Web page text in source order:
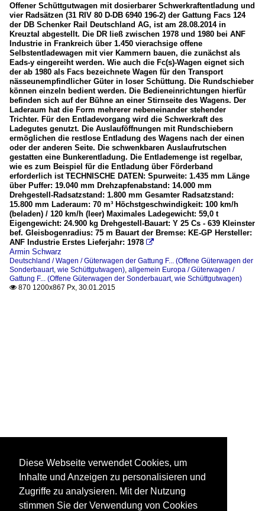
Offener Schüttgutwagen mit dosierbarer Schwerkraftentladung und
vier Radsätzen (31 RIV 80 D-DB 6940 196-2) der Gattung Facs 124
der DB Schenker Rail Deutschland AG, ist am 28.08.2014 in
Kreuztal abgestellt. Die DR ließ zwischen 1978 und 1980 bei ANF
Industrie in Frankreich über 1.450 vierachsige offene
Selbstentladewagen mit vier Kammern bauen, die zunächst als
Eads-y eingereiht werden. Wie auch die Fc(s)-Wagen eignet sich
der ab 1980 als Facs bezeichnete Wagen für den Transport
nässeunempfindlicher Güter in loser Schüttung. Die Rundschieber
können einzeln bedient werden. Die Bedieneinrichtungen hierfür
befinden sich auf der Bühne an einer Stirnseite des Wagens. Der
Laderaum hat die Form mehrerer nebeneinander stehender
Trichter. Für den Entladevorgang wird die Schwerkraft des
Ladegutes genutzt. Die Auslauföffnungen mit Rundschiebern
ermöglichen die restlose Entladung des Wagens nach der einen
oder der anderen Seite. Die schwenkbaren Auslaufrutschen
gestatten eine Bunkerentladung. Die Entlademenge ist regelbar,
wie es zum Beispiel für die Entladung über Förderband
erforderlich ist TECHNISCHE DATEN: Spurweite: 1.435 mm Länge
über Puffer: 19.040 mm Drehzapfenabstand: 14.000 mm
Drehgestell-Radsatzstand: 1.800 mm Gesamter Radsatzstand:
15.800 mm Laderaum: 70 m³ Höchstgeschwindigkeit: 100 km/h
(beladen) / 120 km/h (leer) Maximales Ladegewicht: 59,0 t
Eigengewicht: 24.900 kg Drehgestell-Bauart: Y 25 Cs - 639 Kleinster
bef. Gleisbogenradius: 75 m Bauart der Bremse: KE-GP Hersteller:
ANF Industrie Erstes Lieferjahr: 1978 
Armin Schwarz
Deutschland / Wagen / Güterwagen der Gattung F... (Offene Güterwagen der
Sonderbauart, wie Schüttgutwagen), allgemein Europa / Güterwagen /
Gattung F... (Offene Güterwagen der Sonderbauart, wie Schüttgutwagen)
 870 1200x867 Px, 30.01.2015
Diese Webseite verwendet Cookies, um
Inhalte und Anzeigen zu personalisieren und
Zugriffe zu analysieren. Mit der Nutzung
stimmen Sie der Verwendung von Cookies